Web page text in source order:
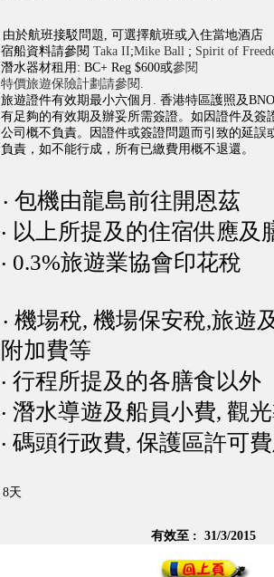
由於航班接駁問題, 可選擇航班或入住當地酒店
宿船資料請參閱 Taka II;Mike Ball ; Spirit of
潛水器材租用: BC+ Reg $600或參閱
特價旅遊保險計劃請參閱.
旅遊證件有效期最小六個月. 香港特區護照及
有足夠的有效期及辦妥所需簽證。如因證件及
公司概不負責。因證件或簽證問題而引致的延
負責，如不能行成，所有已繳費用概不退還。
‧ 包機由龍島前往開恩茲
‧ 以上所提及的住宿供應及
‧ 0.3%旅遊業協會印花稅
‧ 機場稅, 機場保安稅,旅遊
附加費等
‧ 行程所提及的各膳食以外
‧ 潛水導遊及船員小費, 觀
‧ 碼頭行政費, 保護區許可
8天
有效至 : 31/3/2015